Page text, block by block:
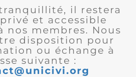
il restera
et accessible
nos membres. Nous
disposition pour
ou échange à
suivante :